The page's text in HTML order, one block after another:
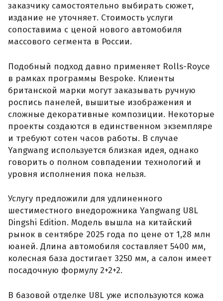
заказчику самостоятельно выбирать сюжет,
издание не уточняет. Стоимость услуги
сопоставима с ценой нового автомобиля
массового сегмента в России.
Подобный подход давно применяет Rolls-Royce
в рамках программы Bespoke. Клиенты
британской марки могут заказывать ручную
роспись панелей, вышитые изображения и
сложные декоративные композиции. Некоторые
проекты создаются в единственном экземпляре
и требуют сотен часов работы. В случае
Yangwang используется близкая идея, однако
говорить о полном совпадении технологий и
уровня исполнения пока нельзя.
Услугу предложили для удлиненного
шестиместного внедорожника Yangwang U8L
Dingshi Edition. Модель вышла на китайский
рынок в сентябре 2025 года по цене от 1,28 млн
юаней. Длина автомобиля составляет 5400 мм,
колесная база достигает 3250 мм, а салон имеет
посадочную формулу 2+2+2.
В базовой отделке U8L уже используются кожа